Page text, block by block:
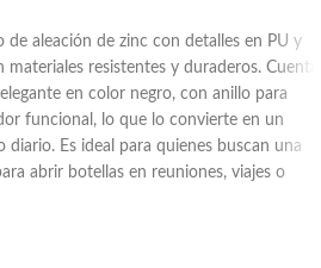
de aleación de zinc con detalles en PU y
resistentes y duraderos. Cuenta
en color negro, con anillo para
funcional, lo que lo convierte en un
Es ideal para quienes buscan una
abrir botellas en reuniones, viajes o